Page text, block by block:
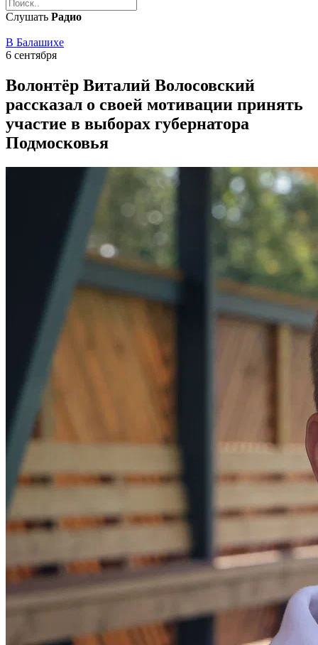
Слушать Радио
В Балашихе
6 сентября
Волонтёр Виталий Волосовский
рассказал о своей мотивации принять
участие в выборах губернатора
Подмосковья